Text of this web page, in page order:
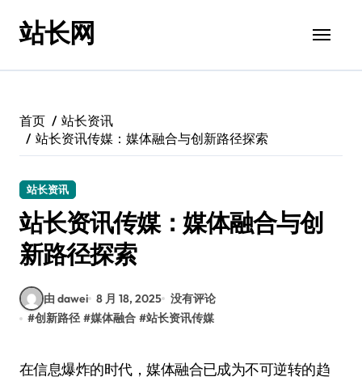
站长网
首页
站长资讯
站长资讯传媒：媒体融合与创新路径探索
站长资讯
站长资讯传媒：媒体融合与创
新路径探索
由 dawei 8 月 18, 2025 没有评论
#创新路径 #媒体融合 #站长资讯传媒
在信息爆炸的时代，媒体融合已成为不可逆转的趋